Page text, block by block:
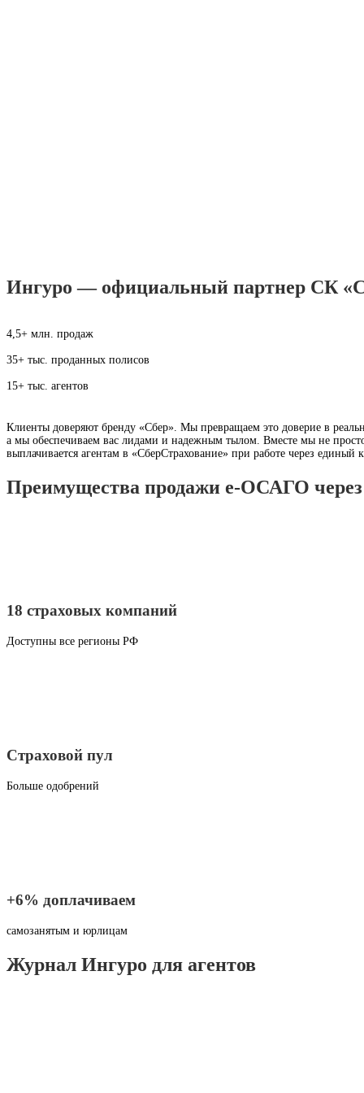
Ингуро — официальный партнер СК
4,5+ млн. продаж
35+ тыс. проданных полисов
15+ тыс. агентов
Клиенты доверяют бренду «Сбер». Мы превращаем это доверие в
а мы обеспечиваем вас лидами и надежным тылом. Вместе мы не
выплачивается агентам в «СберСтрахование» при работе через
Преимущества продажи е-ОСАГО
18 страховых компаний
Доступны все регионы РФ
Страховой пул
Больше одобрений
+6% доплачиваем
самозанятым и юрлицам
Журнал Ингуро для агентов